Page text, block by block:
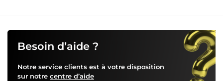
Besoin d’aide ?
Notre service clients est à votre disposition
sur notre centre d’aide